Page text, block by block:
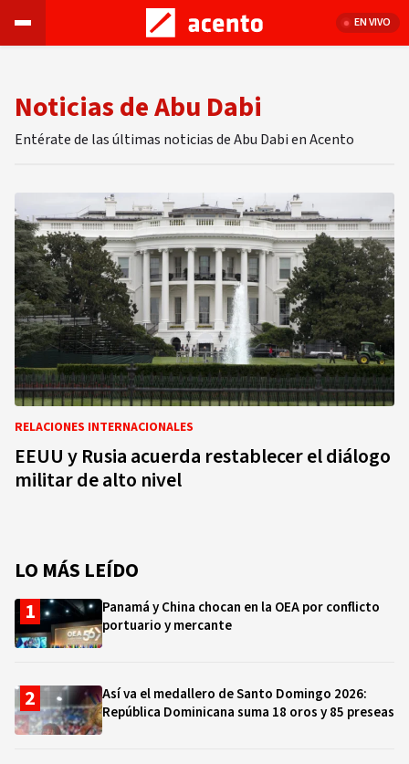
EN VIVO
Noticias de Abu Dabi
Entérate de las últimas noticias de Abu Dabi en Acento
RELACIONES INTERNACIONALES
EEUU y Rusia acuerda restablecer el diálogo
militar de alto nivel
LO MÁS LEÍDO
Panamá y China chocan en la OEA por conflicto
portuario y mercante
Así va el medallero de Santo Domingo 2026:
República Dominicana suma 18 oros y 85 preseas